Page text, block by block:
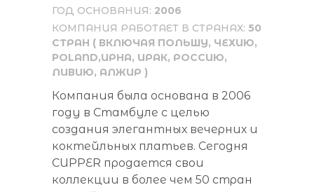
Компания была основана в 2006
году в Стамбуле c целью
создания элегантных вечерних и
коктейльных платьев. Сегодня
CUPPER продается свои
коллекции в более чем 50 стран
ГОД ОСНОВАНИЯ: 2006
КОМПАНИЯ РАБОТАЕТ В СТРАНАХ: 50
СТРАН ( ВКЛЮЧАЯ ПОЛЬШУ, ЧЕХИЮ,
POLAND,ИРНА, ИРАК, РОССИЮ,
ЛИВИЮ, АЛЖИР )